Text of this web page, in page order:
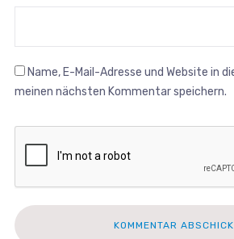
Name, E-Mail-Adresse und Website in
meinen nächsten Kommentar speichern.